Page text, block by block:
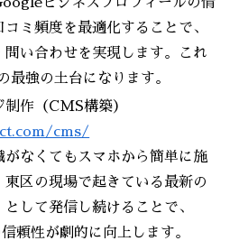
ミ頻度を最適化することで、
問い合わせを実現します。これ
最強の土台になります。
作（CMS構築）
cms/
がなくてもスマホから簡単に施
東区の現場で起きている最新の
して発信し続けることで、
頼性が劇的に向上します。